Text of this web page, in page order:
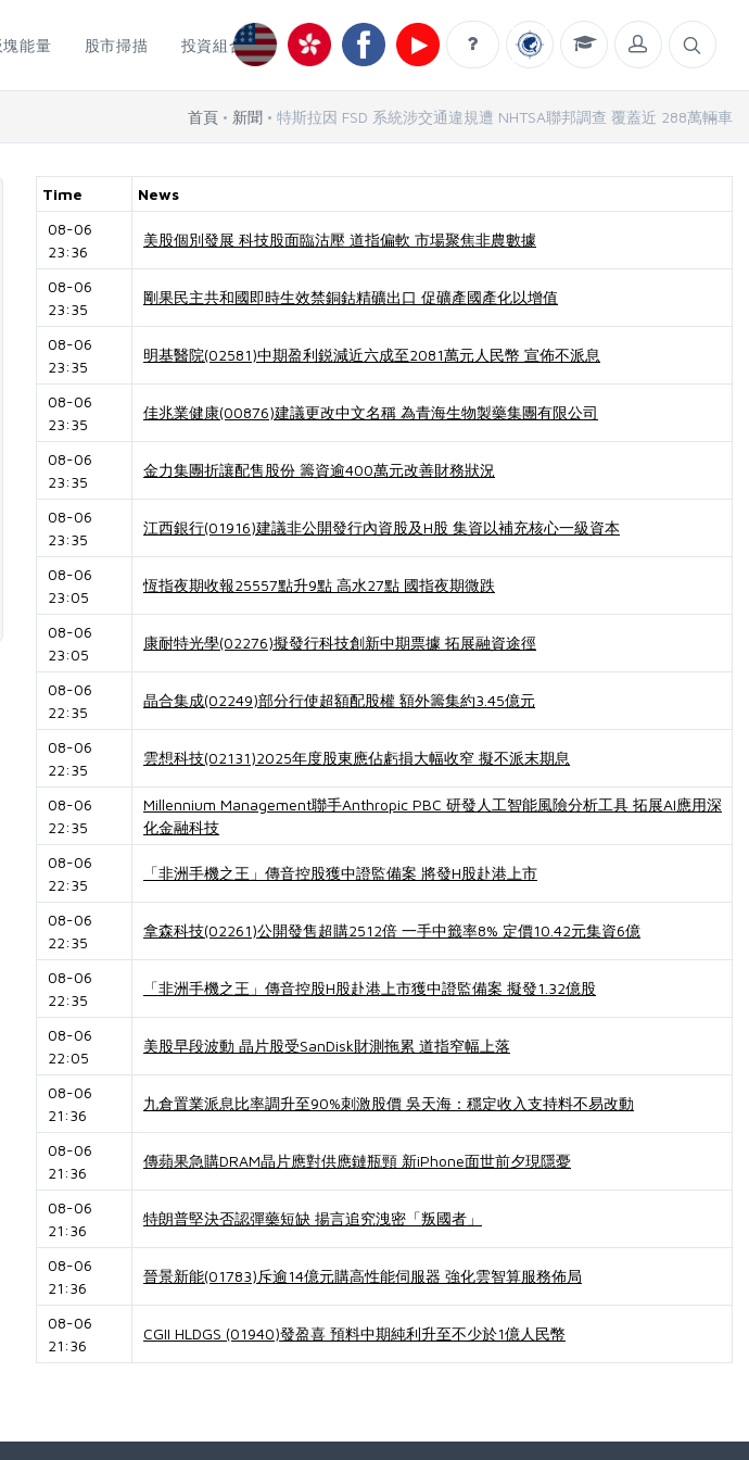
塊能量 股市掃描 投資組合
首頁 新聞 特斯拉因 FSD 系統涉交通違規遭 NHTSA聯邦調查 覆蓋近 288萬輛車
Time
News
08-06
23:36
美股個別發展 科技股面臨沽壓 道指偏軟 市場聚焦非農數據
08-06
23:35
剛果民主共和國即時生效禁銅鈷精礦出口 促礦產國產化以增值
08-06
23:35
明基醫院(02581)中期盈利鋭減近六成至2081萬元人民幣 宣佈不派息
08-06
23:35
佳兆業健康(00876)建議更改中文名稱 為青海生物製藥集團有限公司
08-06
23:35
金力集團折讓配售股份 籌資逾400萬元改善財務狀況
08-06
23:35
江西銀行(01916)建議非公開發行內資股及H股 集資以補充核心一級資本
08-06
23:05
恆指夜期收報25557點升9點 高水27點 國指夜期微跌
08-06
23:05
康耐特光學(02276)擬發行科技創新中期票據 拓展融資途徑
08-06
22:35
晶合集成(02249)部分行使超額配股權 額外籌集約3.45億元
08-06
22:35
雲想科技(02131)2025年度股東應佔虧損大幅收窄 擬不派末期息
08-06
22:35
Millennium Management聯手Anthropic PBC 研發人工智能風險分析工具 拓展AI應用深
化金融科技
08-06
22:35
「非洲手機之王」傳音控股獲中證監備案 將發H股赴港上市
08-06
22:35
拿森科技(02261)公開發售超購2512倍 一手中籤率8% 定價10.42元集資6億
08-06
22:35
「非洲手機之王」傳音控股H股赴港上市獲中證監備案 擬發1.32億股
08-06
22:05
美股早段波動 晶片股受SanDisk財測拖累 道指窄幅上落
08-06
21:36
九倉置業派息比率調升至90%刺激股價 吳天海：穩定收入支持料不易改動
08-06
21:36
傳蘋果急購DRAM晶片應對供應鏈瓶頸 新iPhone面世前夕現隱憂
08-06
21:36
特朗普堅決否認彈藥短缺 揚言追究洩密「叛國者」
08-06
21:36
晉景新能(01783)斥逾14億元購高性能伺服器 強化雲智算服務佈局
08-06
21:36
CGII HLDGS (01940)發盈喜 預料中期純利升至不少於1億人民幣